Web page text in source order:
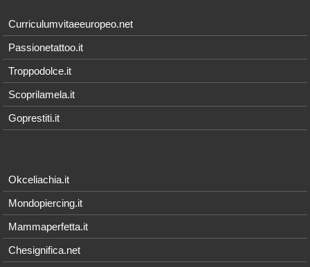
Curriculumvitaeeuropeo.net
Passionetattoo.it
Troppodolce.it
Scoprilamela.it
Goprestiti.it
Okceliachia.it
Mondopiercing.it
Mammaperfetta.it
Chesignifica.net